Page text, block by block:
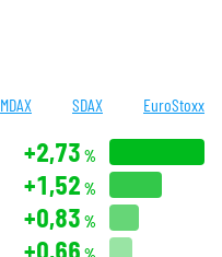
MDAX SDAX EuroStoxx
+2,73 %
+1,52 %
+0,83 %
+0,66